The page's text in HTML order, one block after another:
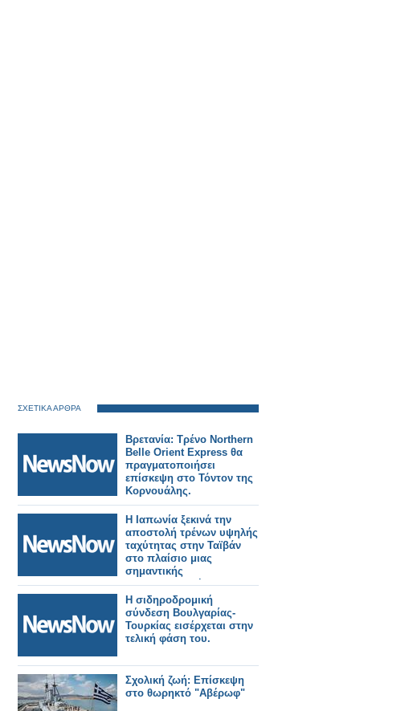
ΣΧΕΤΙΚΑ ΑΡΘΡΑ
Βρετανία: Τρένο Northern
Belle Orient Express θα
πραγματοποιήσει
επίσκεψη στο Τόντον της
Κορνουάλης.
Η Ιαπωνία ξεκινά την
αποστολή τρένων υψηλής
ταχύτητας στην Ταϊβάν
στο πλαίσιο μιας
σημαντικής
σιδηροδρομικής
παραγγελίας.
Η σιδηροδρομική
σύνδεση Βουλγαρίας-
Τουρκίας εισέρχεται στην
τελική φάση του.
Σχολική ζωή: Επίσκεψη
στο θωρηκτό "Αβέρωφ"